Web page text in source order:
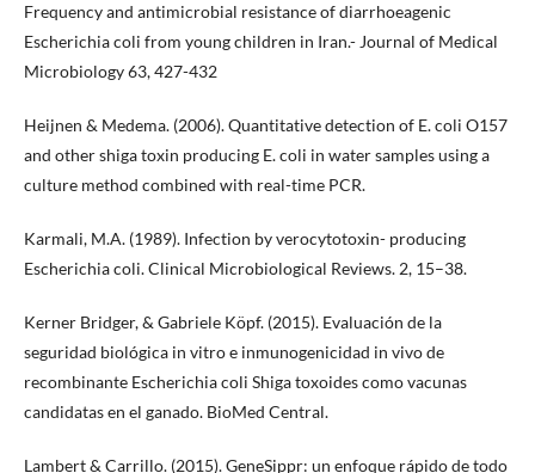
Frequency and antimicrobial resistance of diarrhoeagenic
Escherichia coli from young children in Iran.- Journal of Medical
Microbiology 63, 427-432
Heijnen & Medema. (2006). Quantitative detection of E. coli O157
and other shiga toxin producing E. coli in water samples using a
culture method combined with real-time PCR.
Karmali, M.A. (1989). Infection by verocytotoxin- producing
Escherichia coli. Clinical Microbiological Reviews. 2, 15–38.
Kerner Bridger, & Gabriele Köpf. (2015). Evaluación de la
seguridad biológica in vitro e inmunogenicidad in vivo de
recombinante Escherichia coli Shiga toxoides como vacunas
candidatas en el ganado. BioMed Central.
Lambert & Carrillo. (2015). GeneSippr: un enfoque rápido de todo